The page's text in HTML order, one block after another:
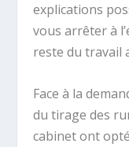
explications
vous arrêter à
reste du travail
Face à la
du tirage des
cabinet ont